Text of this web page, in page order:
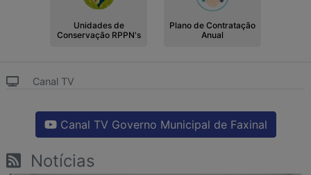
Unidades de
Conservação RPPN's
Plano de Contratação
Anual
Canal TV
Canal TV Governo Municipal de Faxinal
Notícias